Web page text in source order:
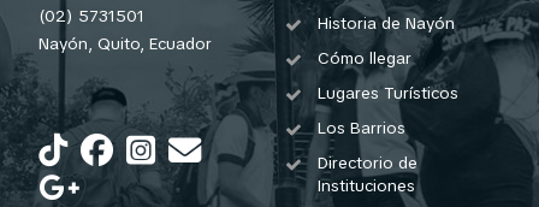
(02) 5731501
Nayón, Quito, Ecuador
Historia de Nayón
Cómo llegar
Lugares Turísticos
Los Barrios
Directorio de
Instituciones